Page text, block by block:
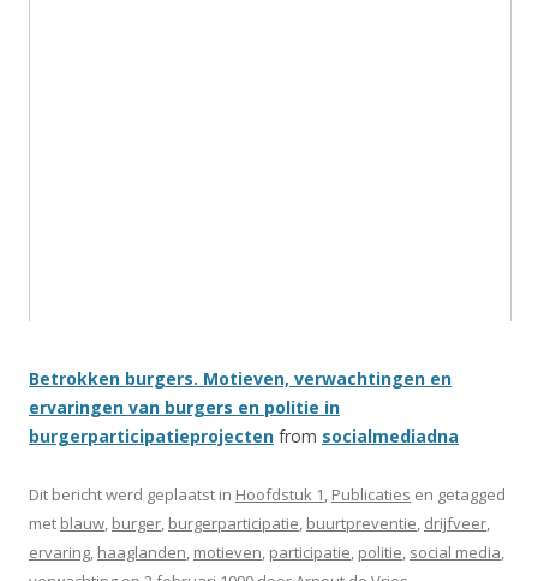
Betrokken burgers. Motieven, verwachtingen en
ervaringen van burgers en politie in
burgerparticipatieprojecten from socialmediadna
Dit bericht werd geplaatst in Hoofdstuk 1, Publicaties en getagged
met blauw, burger, burgerparticipatie, buurtpreventie, drijfveer,
ervaring, haaglanden, motieven, participatie, politie, social media,